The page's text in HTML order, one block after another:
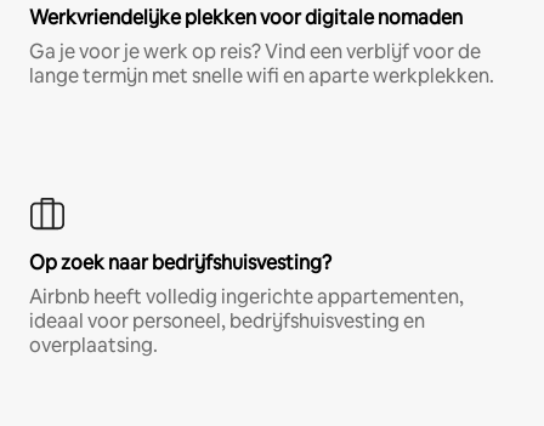
Werkvriendelijke plekken voor digitale nomaden
Ga je voor je werk op reis? Vind een verblijf voor de
lange termijn met snelle wifi en aparte werkplekken.
Op zoek naar bedrijfshuisvesting?
Airbnb heeft volledig ingerichte appartementen,
ideaal voor personeel, bedrijfshuisvesting en
overplaatsing.